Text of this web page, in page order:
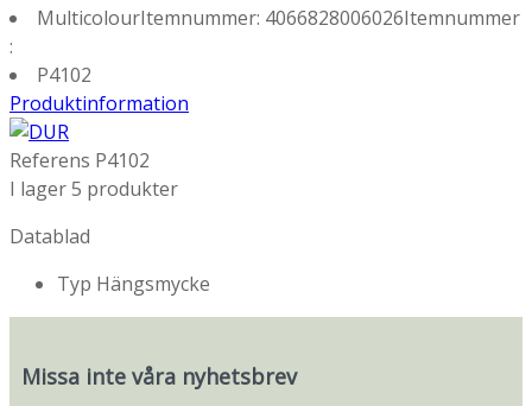
MulticolourItemnummer: 4066828006026Itemnummer
:
P4102
Produktinformation
Referens P4102
I lager5 produkter
Datablad
Typ Hängsmycke
Missa inte våra nyhetsbrev